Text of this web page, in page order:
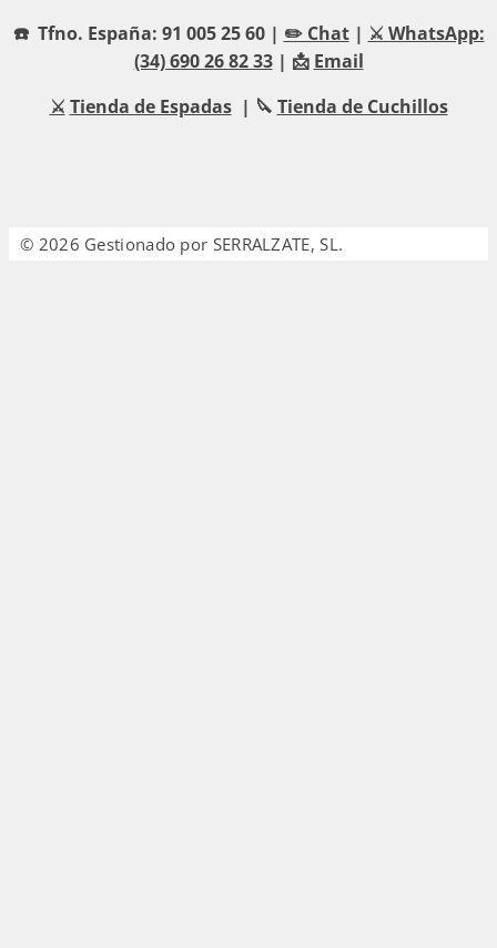
☎️ Tfno. España: 91 005 25 60 | ✏️ Chat| ⚔️ WhatsApp:
(34) 690 26 82 33| 📩 Email
⚔️ Tienda de Espadas| 🔪 Tienda de Cuchillos
© 2026 Gestionado por SERRALZATE, SL.